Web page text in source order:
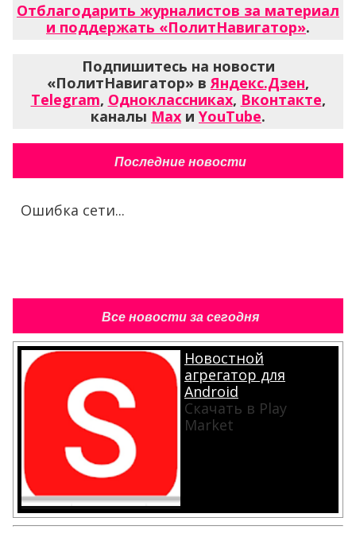
Отблагодарить журналистов за материал
и поддержать «ПолитНавигатор».
Подпишитесь на новости
«ПолитНавигатор» вЯндекс.Дзен,
Telegram, Одноклассниках, Вконтакте,
каналы Max и YouTube.
Последние новости
Ошибка сети...
Все новости за сегодня
Новостной
агрегатор для
Android
Скачать в Play
Market